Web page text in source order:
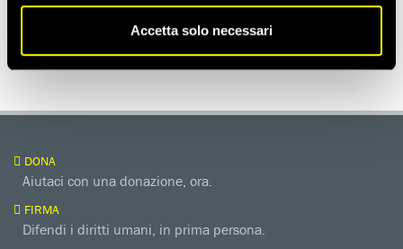
Accetta solo necessari
MIGRANTI, RIFUGIATI E RICHIEDENTI ASILO
DONA
Aiutaci con una donazione, ora.
FIRMA
Difendi i diritti umani, in prima persona.